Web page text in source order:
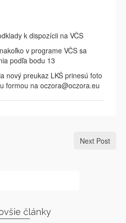
k dispozícii na VČS
v programe VČS sa
podľa bodu 13
nový preukaz LKŠ prinesú foto
formou na oczora@oczora.eu
Next Post
články